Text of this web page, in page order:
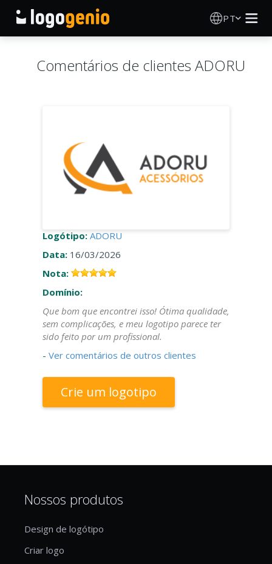
PT
Produtos impressos
Comentários de clientes ADORU
Logótipo: ADORU
Data: 16/03/2026
Nota:
Domínio:
Que bom que encontrei isso! Ótima qualidade,
sem complicações, e meu logotipo parece ter
sido feito por um profissional.
- Ver comentários de outros clientes
Crie um logotipo
Nossos produtos
Design de logótipo
Criar logo